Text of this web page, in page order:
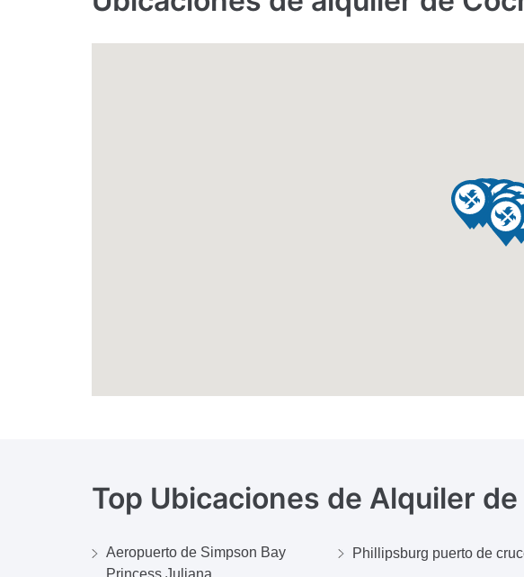
Top Ubicaciones de Alquiler
Aeropuerto de Simpson Bay
Princess Juliana
Phillipsburg puerto de